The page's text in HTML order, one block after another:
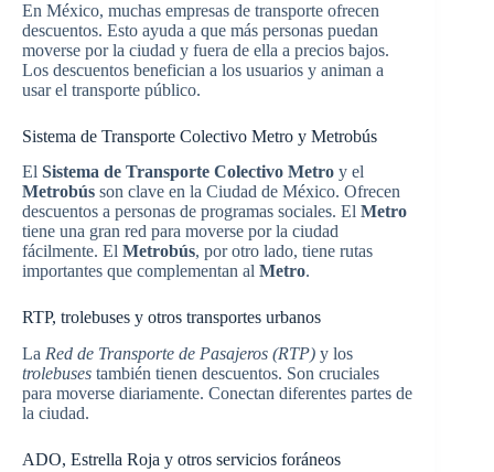
En México, muchas empresas de transporte ofrecen
descuentos. Esto ayuda a que más personas puedan
moverse por la ciudad y fuera de ella a precios bajos.
Los descuentos benefician a los usuarios y animan a
usar el transporte público.
Sistema de Transporte Colectivo Metro y Metrobús
El Sistema de Transporte Colectivo Metro y el
Metrobús son clave en la Ciudad de México. Ofrecen
descuentos a personas de programas sociales. El Metro
tiene una gran red para moverse por la ciudad
fácilmente. El Metrobús, por otro lado, tiene rutas
importantes que complementan al Metro.
RTP, trolebuses y otros transportes urbanos
La Red de Transporte de Pasajeros (RTP) y los
trolebuses también tienen descuentos. Son cruciales
para moverse diariamente. Conectan diferentes partes de
la ciudad.
ADO, Estrella Roja y otros servicios foráneos